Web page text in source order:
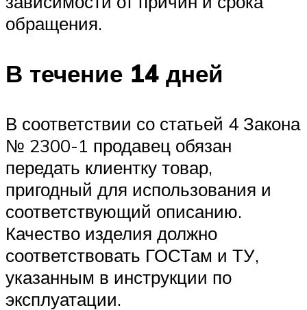
обращения.
В течение 14 дней
В соответствии со статьей 4 Закона
№ 2300-1 продавец обязан
передать клиентку товар,
пригодный для использования и
соответствующий описанию.
Качество изделия должно
соответствовать ГОСТам и ТУ,
указанным в инструкции по
эксплуатации.